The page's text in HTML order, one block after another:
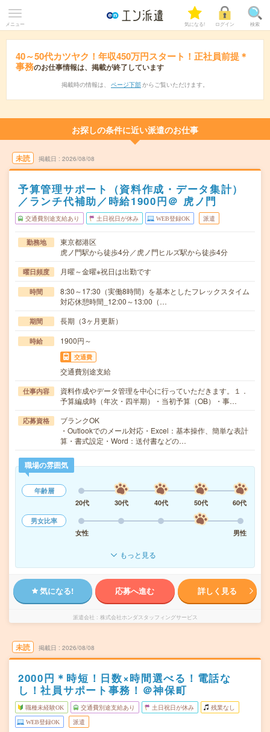
メニュー 気になる! ログイン 検索
40～50代カツヤク！年収450万円スタート！正社員前提＊
事務のお仕事情報は、掲載が終了しています
掲載時の情報は、 ページ下部 からご覧いただけます。
お探しの条件に近い派遣のお仕事
未読 掲載日 2026/08/08
予算管理サポート（資料作成・データ集計）
／ランチ代補助／時給1900円＠ 虎ノ門
交通費別途支給あり 土日祝日が休み WEB登録OK 派遣
勤務地
東京都港区
虎ノ門駅から徒歩4分／虎ノ門ヒルズ駅から徒歩4分
曜日頻度 月曜～金曜※祝日は出勤です
時間
8:30～17:30（実働8時間）を基本としたフレックスタイム
対応休憩時間_12:00～13:00（…
期間 長期（3ヶ月更新）
時給 1900円～
交通費
交通費別途支給
仕事内容
資料作成やデータ管理を中心に行っていただきます。１．
予算編成時（年次・四半期）・当初予算（OB）・事…
応募資格
ブランクOK
・Outlookでのメール対応・Excel：基本操作、簡単な表計
算・書式設定・Word：送付書などの…
職場の雰囲気
年齢層
20代
30代 40代 50代
60代
男女比率
女性
男性
もっと見る
気になる! 応募へ進む 詳しく見る
派遣会社 株式会社ホンダスタッフィングサービス
未読 掲載日 2026/08/08
2000円＊時短！日数×時間選べる！電話な
し！社員サポート事務！＠神保町
職種未経験OK 交通費別途支給あり 土日祝日が休み 残業なし
WEB登録OK 派遣